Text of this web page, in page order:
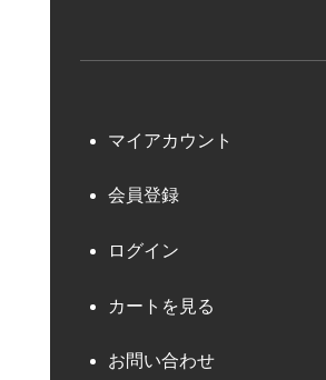
マイアカウント
会員登録
ログイン
カートを見る
お問い合わせ